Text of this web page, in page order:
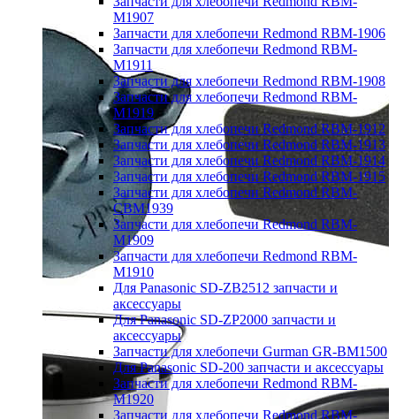
M1907
Запчасти для хлебопечи Redmond RBM-1906
Запчасти для хлебопечи Redmond RBM-
M1911
Запчасти для хлебопечи Redmond RBM-1908
Запчасти для хлебопечи Redmond RBM-
M1919
Запчасти для хлебопечи Redmond RBM-1912
Запчасти для хлебопечи Redmond RBM-1913
Запчасти для хлебопечи Redmond RBM-1914
Запчасти для хлебопечи Redmond RBM-1915
Запчасти для хлебопечи Redmond RBM-
CBM1939
Запчасти для хлебопечи Redmond RBM-
M1909
Запчасти для хлебопечи Redmond RBM-
M1910
Для Panasonic SD-ZB2512 запчасти и
аксессуары
Для Panasonic SD-ZP2000 запчасти и
аксессуары
Запчасти для хлебопечи Gurman GR-BM1500
Для Panasonic SD-200 запчасти и аксессуары
Запчасти для хлебопечи Redmond RBM-
M1920
Запчасти для хлебопечи Redmond RBM-